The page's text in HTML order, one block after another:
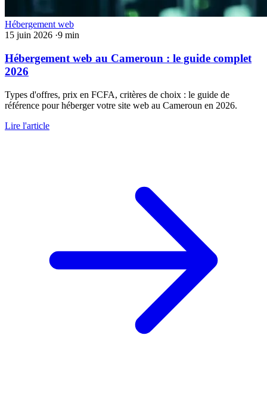
Hébergement web
15 juin 2026 ·9 min
Hébergement web au Cameroun : le guide complet
2026
Types d'offres, prix en FCFA, critères de choix : le guide de
référence pour héberger votre site web au Cameroun en 2026.
Lire l'article